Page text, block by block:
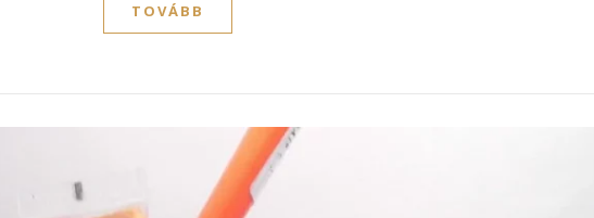
TOVÁBB